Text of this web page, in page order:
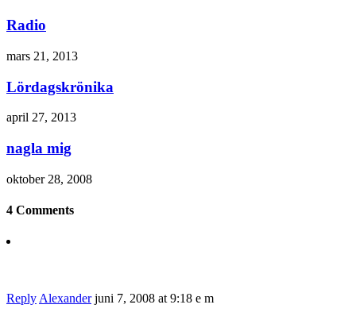
Radio
mars 21, 2013
Lördagskrönika
april 27, 2013
nagla mig
oktober 28, 2008
4 Comments
Reply Alexander juni 7, 2008 at 9:18 e m